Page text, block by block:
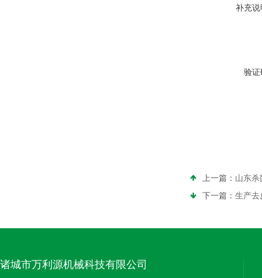
补充说
验证
上一篇： 山东杀
下一篇： 生产去
诸城市万利源机械科技有限公司